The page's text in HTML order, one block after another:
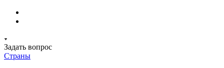
Задать вопрос
Страны